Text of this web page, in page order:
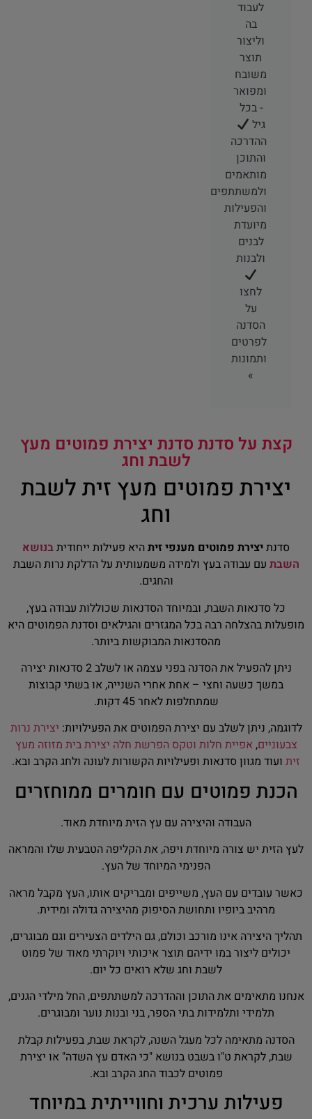
לעבוד
בה
וליצור
תוצר
משובח
ומפואר
- בכל
גיל
ההדרכה
והתוכן
מותאמים
ולמשתתפים
והפעילות
מיועדת
לבנים
ולבנות
לחצו
על
הסדנה
לפרטים
ותמונות
»
קצת על סדנת סדנת יצירת פמוטים מעץ
לשבת וחג
יצירת פמוטים מעץ זית לשבת
וחג
סדנתיצירת פמוטים מענפי זיתהיא פעילות ייחודיתבנושא
השבת עם עבודה בעץ ולמידה משמעותית על הדלקת נרות השבת
והחגים.
כל סדנאות השבת, ובמיוחד הסדנאות שכוללות עבודה בעץ,
מופעלות בהצלחה רבה בכל המגזרים והגילאים וסדנת הפמוטים היא
מהסדנאות המבוקשות ביותר.
ניתן להפעיל את הסדנה בפני עצמה או לשלב 2 סדנאות יצירה
במשך כשעה וחצי – אחת אחרי השנייה, או בשתי קבוצות
שמתחלפות לאחר 45 דקות.
לדוגמה, ניתן לשלב עם יצירת הפמוטים את הפעילויות: יצירת נרות
צבעוניים, אפיית חלות וטקס הפרשת חלה יצירת בית מזוזה מעץ
זית ועוד מגוון סדנאות ופעילויות הקשורות לעונה ולחג הקרב ובא.
הכנת פמוטים עם חומרים ממוחזרים
העבודה והיצירה עם עץ הזית מיוחדת מאוד.
לעץ הזית יש צורה מיוחדת ויפה, את הקליפה הטבעית שלו והמראה
הפנימי המיוחד של העץ.
כאשר עובדים עם העץ, משייפים ומבריקים אותו, העץ מקבל מראה
מרהיב ביופיו ותחושת הסיפוק מהיצירה גדולה ומידית.
תהליך היצירה אינו מורכב וכולם, גם הילדים הצעירים וגם מבוגרים,
יכולים ליצור במו ידיהם תוצר איכותי ויוקרתי מאוד של פמוט
לשבת וחג שלא רואים כל יום.
אנחנו מתאימים את התוכן וההדרכה למשתתפים, החל מילדי הגנים,
תלמידי ותלמידות בתי הספר, בני ובנות נוער ומבוגרים.
הסדנה מתאימה לכל מעגל השנה, לקראת שבת, בפעילות קבלת
שבת, לקראת ט"ו בשבט בנושא "כי האדם עץ השדה" או יצירת
פמוטים לכבוד החג הקרב ובא.
פעילות ערכית וחווייתית במיוחד